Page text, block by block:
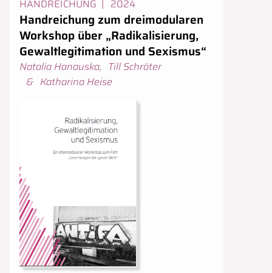
Handreichung zum dreimodularen
Workshop über „Radikalisierung,
Gewaltlegitimation und Sexismus“
HANDREICHUNG Erscheinungsjahr:
2024
Urheber:innen
Natalia Hanauska, Till Schröter
& Katharina Heise